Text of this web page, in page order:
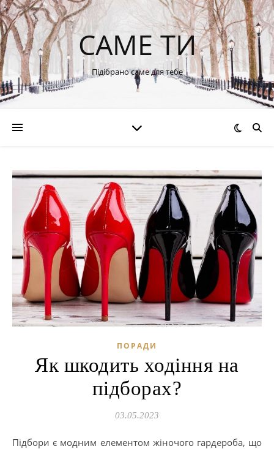
САМЕ ТИ
Підібрано саме для тебе
ПОРАДИ
Як шкодить ходіння на
підборах?
03.05.2023
Підбори є модним елементом жіночого гардероба, що